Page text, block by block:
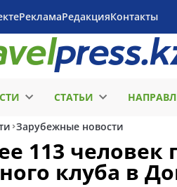
РекламаРедакцияКонтакты
СТАТЬИ
Зарубежные новости
113
клуба в